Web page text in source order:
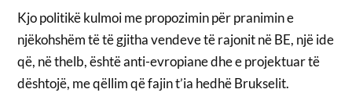
Kjo politikë kulmoi me propozimin për pranimin e
njëkohshëm të të gjitha vendeve të rajonit në BE, një ide
që, në thelb, është anti-evropiane dhe e projektuar të
dështojë, me qëllim që fajin t’ia hedhë Brukselit.